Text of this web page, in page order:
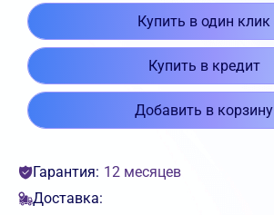
Купить в один клик
Купить в кредит
Добавить в корзину
Гарантия: 12 месяцев
Доставка: